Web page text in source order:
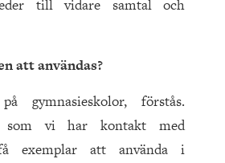
till vidare samtal och
att användas?
gymnasieskolor, förstås.
som vi har kontakt med
exemplar att använda i